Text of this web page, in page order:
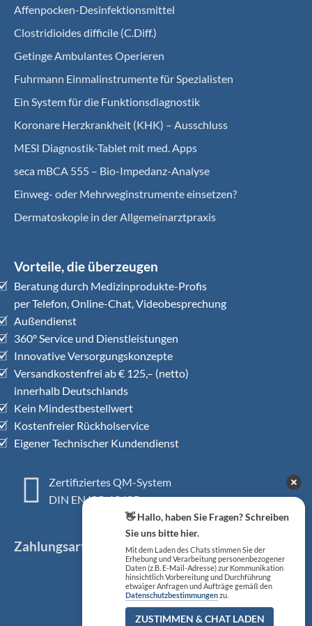
Affenpocken-Desinfektionsmittel
Clostridioides difficile (C.Diff.)
Getinge Ambulantes Operieren
Fuhrmann Einmalinstrumente für Spezialisten
Ein System für die Funktionsdiagnostik
Koro­nare Herz­krank­heit (KHK) – Ausschluss
MESI Diagnostik-Tablet mit med. Apps
seca mBCA 555 – Bio-Impedanz-Analyse
Einweg- oder Mehrweginstrumente einsetzen?
Dermatoskopie in der Allgemeinarztpraxis
Vorteile, die überzeugen
Beratung durch Medizinprodukte-Profis
per Telefon, Online-Chat, Videobesprechung
Außendienst
360° Service und Dienstleistungen
Innovative Versorgungskonzepte
Versandkostenfrei ab € 125,– (netto)
innerhalb Deutschlands
Kein Mindestbestellwert
Kostenfreier Rückholservice
Eigener Technischer Kundendienst
Zertifiziertes QM-System
DIN EN ISO 13485
Zahlungsarten
👋 Hallo, haben Sie Fragen? Schreiben
Sie uns bitte hier.
Mit dem Laden des Chats stimmen Sie der
Erhebung und Verarbeitung personenbezogener
Daten (z.B. E-Mail-Adresse) zur Kommunikation
hinsichtlich Vorbereitung und Durchführung
etwaiger Anfragen und Aufträge gemäß den
Datenschutzbestimmungenzu.
ZUSTIMMEN & CHAT LADEN